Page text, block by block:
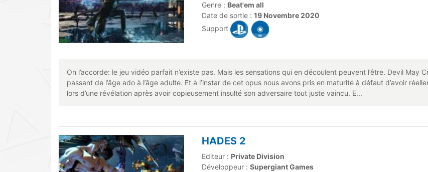
Genre : Beat'em all
Date de sortie : 19 Novembre 2020
Support
On l’accorde: le jeu vidéo parfait n’existe pas. Mais les sensations qui en découlent peuvent l’être. Devil May
passant de l’âge ado à l’âge adulte. Et à l’instar de cet opus nous avons pris en maturité à défaut d’avoir
lors d’une révélation après avoir copieusement insulté son adversaire tout juste vaincu. E...
HADES 2
Editeur : Private Division
Développeur : Supergiant Games